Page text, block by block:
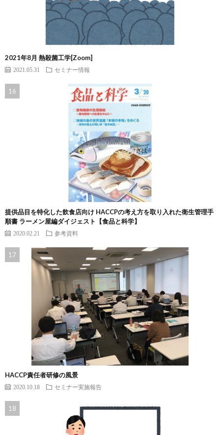
2021年8月 熱殺菌工学[Zoom]
2021.05.31 セミナー情報
提供品目を特化した飲食店向け HACCPの考え方を取り入れた衛生管理手
順書 ラーメン屋編ダイジェスト【食品と科学】
2020.02.21 参考資料
HACCP責任者研修の風景
2020.10.18 セミナー実施報告